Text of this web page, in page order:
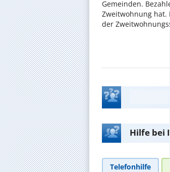
Gemeinden.
Zweitwohnung hat.
der
Hilfe bei
Telefonhilfe